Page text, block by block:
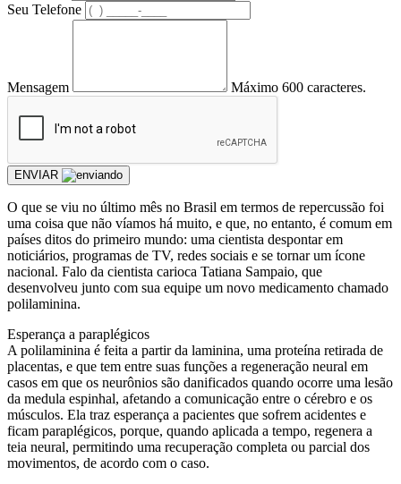
Seu Telefone
Mensagem Máximo 600 caracteres.
ENVIAR
O que se viu no último mês no Brasil em termos de repercussão foi
uma coisa que não víamos há muito, e que, no entanto, é comum em
países ditos do primeiro mundo: uma cientista despontar em
noticiários, programas de TV, redes sociais e se tornar um ícone
nacional. Falo da cientista carioca Tatiana Sampaio, que
desenvolveu junto com sua equipe um novo medicamento chamado
polilaminina.
Esperança a paraplégicos
A polilaminina é feita a partir da laminina, uma proteína retirada de
placentas, e que tem entre suas funções a regeneração neural em
casos em que os neurônios são danificados quando ocorre uma lesão
da medula espinhal, afetando a comunicação entre o cérebro e os
músculos. Ela traz esperança a pacientes que sofrem acidentes e
ficam paraplégicos, porque, quando aplicada a tempo, regenera a
teia neural, permitindo uma recuperação completa ou parcial dos
movimentos, de acordo com o caso.